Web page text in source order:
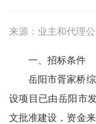
来源：业主和代理公
一、招标条件
岳阳市胥家桥
设项目已由岳阳市
文批准建设，资金